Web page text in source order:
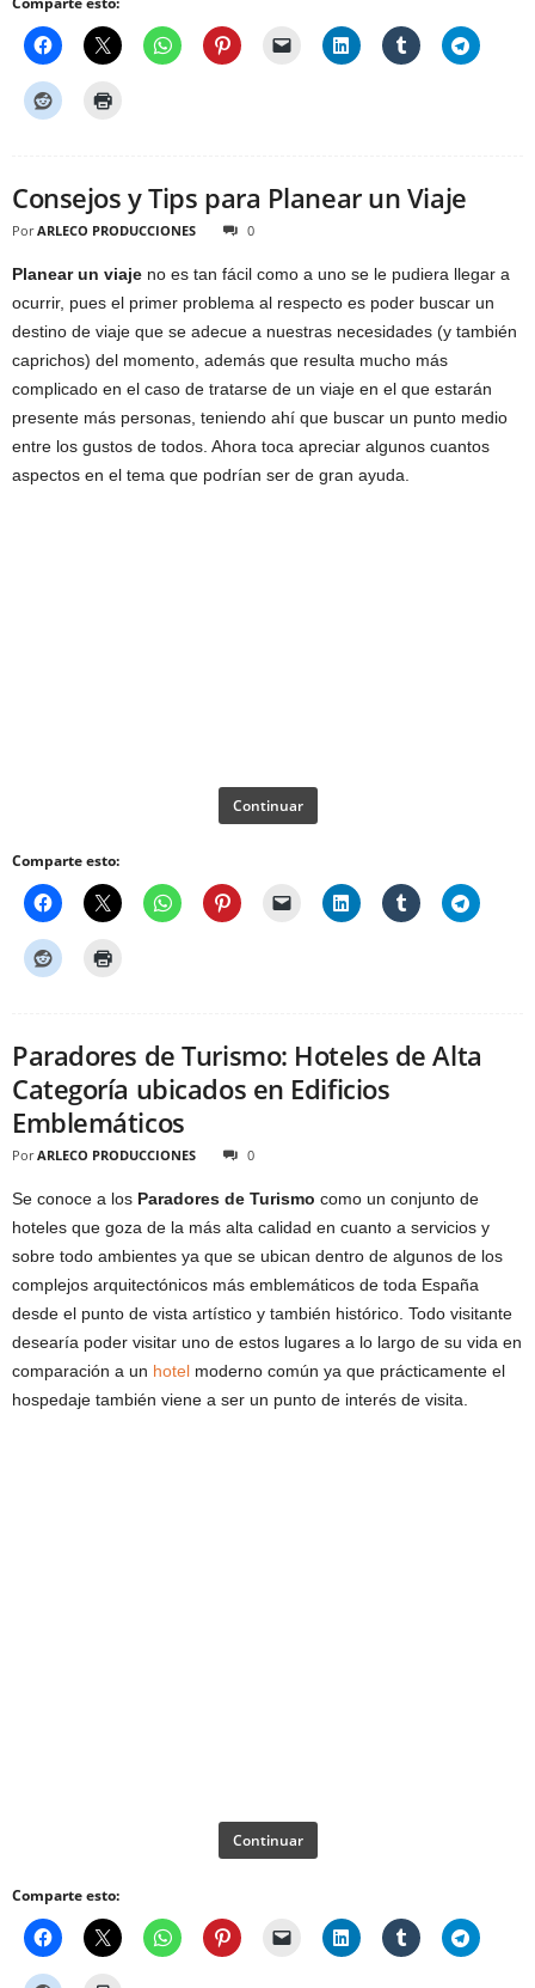
Consejos y Tips para Planear un Viaje
Por ARLECO PRODUCCIONES 0
Planear un viaje no es tan fácil como a uno se le pudiera llegar a
ocurrir, pues el primer problema al respecto es poder buscar un
destino de viaje que se adecue a nuestras necesidades (y también
caprichos) del momento, además que resulta mucho más
complicado en el caso de tratarse de un viaje en el que estarán
presente más personas, teniendo ahí que buscar un punto medio
entre los gustos de todos. Ahora toca apreciar algunos cuantos
aspectos en el tema que podrían ser de gran ayuda.
Continuar
Comparte esto:
Paradores de Turismo: Hoteles de Alta
Categoría ubicados en Edificios
Emblemáticos
Por ARLECO PRODUCCIONES 0
Se conoce a los Paradores de Turismo como un conjunto de
hoteles que goza de la más alta calidad en cuanto a servicios y
sobre todo ambientes ya que se ubican dentro de algunos de los
complejos arquitectónicos más emblemáticos de toda España
desde el punto de vista artístico y también histórico. Todo visitante
desearía poder visitar uno de estos lugares a lo largo de su vida en
comparación a un hotel moderno común ya que prácticamente el
hospedaje también viene a ser un punto de interés de visita.
Continuar
Comparte esto: